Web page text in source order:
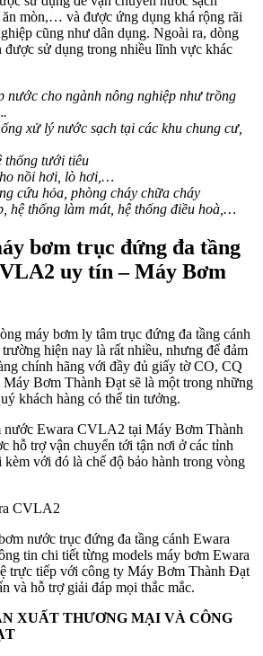
ăn mòn,… và được ứng dụng khá rộng rãi
cũng như dân dụng. Ngoài ra, dòng
được sử dụng trong nhiều lĩnh vực khác
nước cho ngành nông nghiệp như trồng
xử lý nước sạch tại các khu chung cư,
thống tưới tiêu
nồi hơi, lò hơi,…
cứu hỏa, phòng cháy chữa cháy
hệ thống làm mát, hệ thống điều hoà,…
bơm trục đứng đa tầng
uy tín – Máy Bơm
máy bơm ly tâm trục đứng đa tầng cánh
hiện nay là rất nhiều, nhưng để đảm
chính hãng với đầy đủ giấy tờ CO, CQ
Máy Bơm Thành Đạt sẽ là một trong những
khách hàng có thể tin tưởng.
nước Ewara CVLA2 tại Máy Bơm Thành
hỗ trợ vận chuyển tới tận nơi ở các tỉnh
kèm với đó là chế độ bảo hành trong vòng
nước trục đứng đa tầng cánh Ewara
tin chi tiết từng models máy bơm Ewara
trực tiếp với công ty Máy Bơm Thành Đạt
và hỗ trợ giải đáp mọi thắc mắc.
XUẤT THƯƠNG MẠI VÀ CÔNG